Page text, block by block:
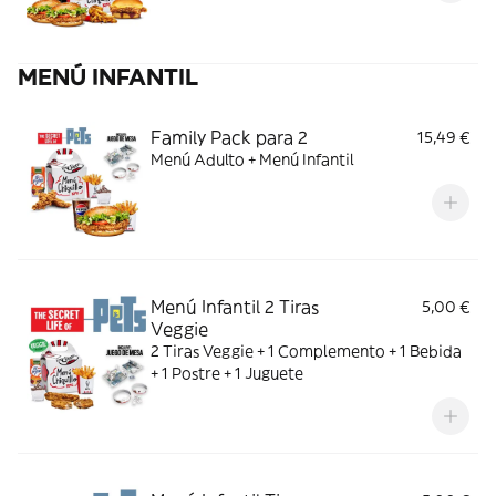
MENÚ INFANTIL
Family Pack para 2
15,49 €
Menú Adulto + Menú Infantil
Menú Infantil 2 Tiras
Veggie
5,00 €
2 Tiras Veggie + 1 Complemento + 1 Bebida
+ 1 Postre + 1 Juguete